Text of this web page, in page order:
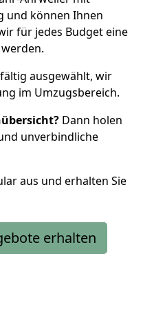
und können Ihnen
für jedes Budget eine
ausgewählt, wir
im Umzugsbereich.
Dann holen
unverbindliche
aus und erhalten Sie
erhalten